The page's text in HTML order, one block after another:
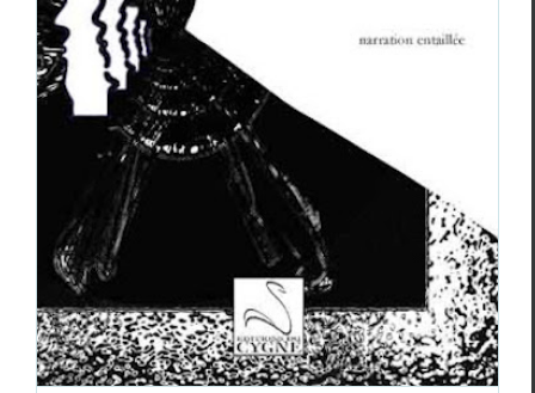
Vincent Motard-Avargues,
Je de l’Ego «
Narration entaillée »
Vincent Motard-Avargues